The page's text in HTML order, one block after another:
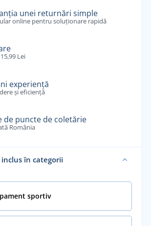
unei returnări simple
online pentru soluționare rapidă
Lei
experiență
și eficiență
de puncte de coletărie
România
în categorii
sportiv